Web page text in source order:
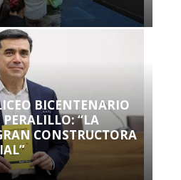
BICENTENARIO
PERALILLO: “LA
CONSTRUCTORA